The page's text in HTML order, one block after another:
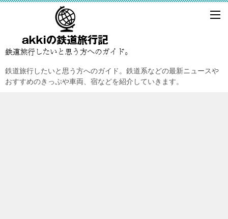
鉄道旅行したいと思う方へのガイド。鉄道系などの最新ニュースや
おすすめのきっぷや車両、宿などを紹介していきます。